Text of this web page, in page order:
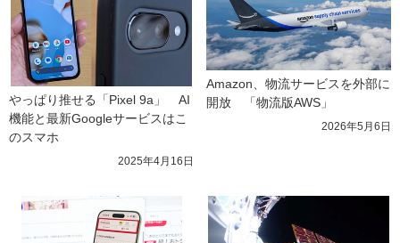
やっぱり推せる「Pixel 9a」　AI
機能と最新Googleサービスはこ
のスマホ
2025年4月16日
Amazon、物流サービスを外部に
開放　「物流版AWS」
2026年5月6日